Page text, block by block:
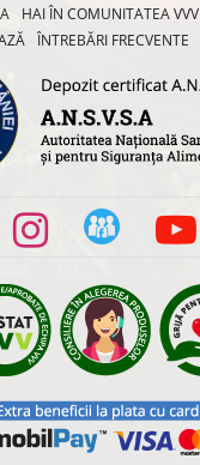
HAI ÎN COMUNITATEA VVV
ÎNTREBĂRI FRECVENTE